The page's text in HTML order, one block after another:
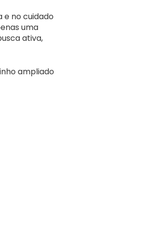
e no cuidado
uma
ativa,
ampliado